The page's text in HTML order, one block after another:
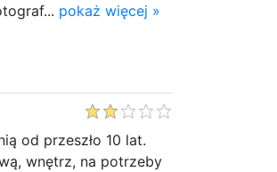
pokaż więcej »
od przeszło 10 lat.
wnętrz, na potrzeby